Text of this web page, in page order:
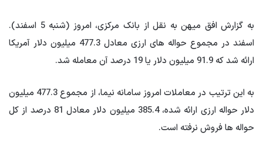
به گزارش افق میهن به نقل از بانک مرکزی، امروز (شنبه 5 اسفند).
اسفند در مجموع حواله های ارزی معادل 477.3 میلیون دلار آمریکا
ارائه شد که 91.9 میلیون دلار یا 19 درصد آن معامله شد.
به این ترتیب در معاملات امروز سامانه نیما، از مجموع 477.3 میلیون
دلار حواله ارزی ارائه شده، 385.4 میلیون دلار معادل 81 درصد از کل
حواله ها فروش نرفته است.